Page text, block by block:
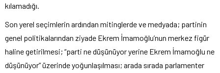
kılamadığı.
Son yerel seçimlerin ardından mitinglerde ve medyada; partinin
genel politikalarından ziyade Ekrem İmamoğlu’nun merkez figür
haline getirilmesi; “parti ne düşünüyor yerine Ekrem İmamoğlu ne
düşünüyor” üzerinde yoğunlaşılması; arada sırada parlamenter